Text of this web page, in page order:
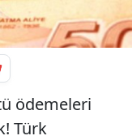
ödemeleri
Türk